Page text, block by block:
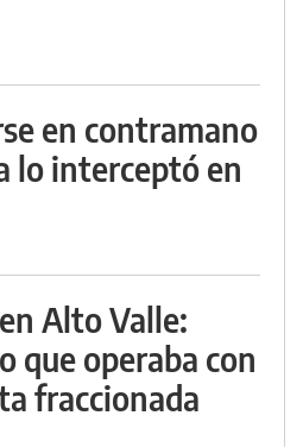
en contramano
lo interceptó en
Alto Valle:
que operaba con
fraccionada